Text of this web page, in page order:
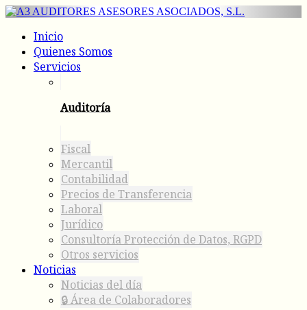
Inicio
Quienes Somos
Servicios
Auditoría
Fiscal
Mercantil
Contabilidad
Precios de Transferencia
Laboral
Jurídico
Consultoría Protección de Datos, RGPD
Otros servicios
Noticias
Noticias del día
🔒 Área de Colaboradores